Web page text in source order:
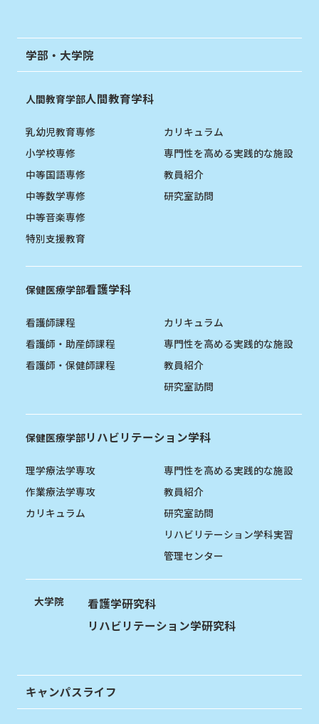
学部・大学院
人間教育学部人間教育学科
乳幼児教育専修
小学校専修
中等国語専修
中等数学専修
中等音楽専修
特別支援教育
カリキュラム
専門性を高める実践的な施設
教員紹介
研究室訪問
保健医療学部看護学科
看護師課程
看護師・助産師課程
看護師・保健師課程
カリキュラム
専門性を高める実践的な施設
教員紹介
研究室訪問
保健医療学部リハビリテーション学科
理学療法学専攻
作業療法学専攻
カリキュラム
専門性を高める実践的な施設
教員紹介
研究室訪問
リハビリテーション学科実習
管理センター
大学院
看護学研究科
リハビリテーション学研究科
キャンパスライフ